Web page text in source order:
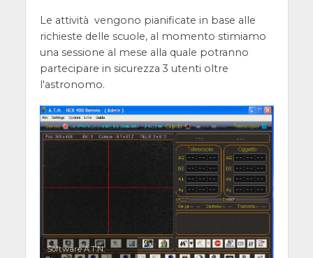
Le attività vengono pianificate in base alle
richieste delle scuole, al momento stimiamo
una sessione al mese alla quale potranno
partecipare in sicurezza 3 utenti oltre
l'astronomo.
Software A.T.N.